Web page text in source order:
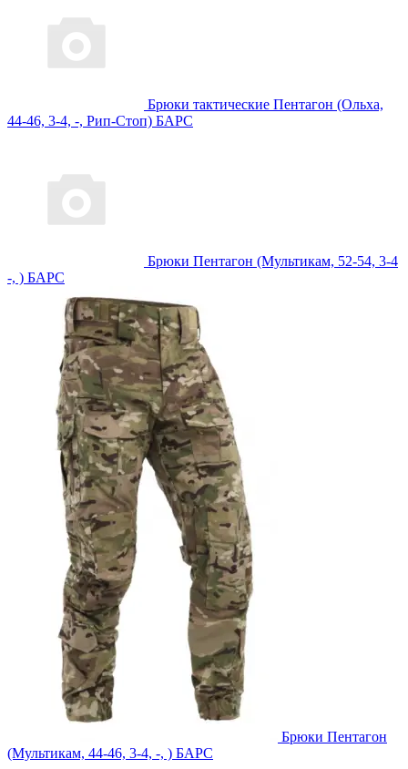
Брюки тактические Пентагон (Ольха,
44-46, 3-4, -, Рип-Стоп) БАРС
Брюки Пентагон (Мультикам, 52-54, 3-4
-, ) БАРС
Брюки Пентагон
(Мультикам, 44-46, 3-4, -, ) БАРС